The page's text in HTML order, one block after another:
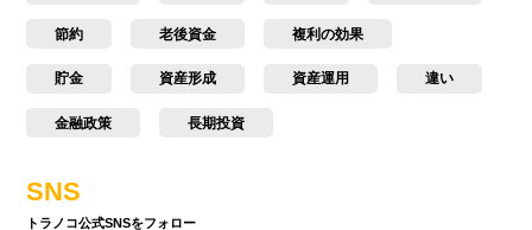
節約 老後資金 複利の効果
貯金 資産形成 資産運用 違い
金融政策 長期投資
SNS
トラノコ公式SNSをフォロー